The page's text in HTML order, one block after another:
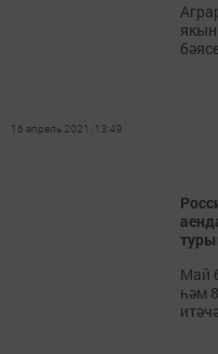
16 апрель 2021, 13:49
Май
һәм